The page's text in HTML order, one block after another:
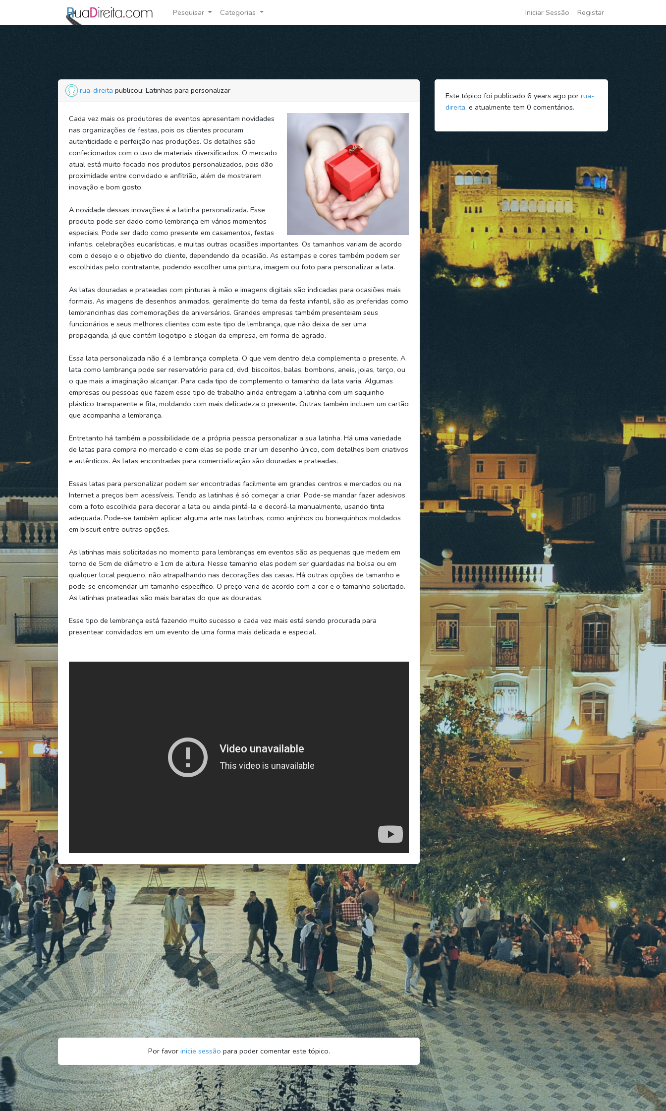
Pesquisar Categorias Iniciar Sessão Registar
rua-direita publicou: Latinhas para personalizar
Cada vez mais os produtores de eventos apresentam novidades
nas organizações de festas, pois os clientes procuram
autenticidade e perfeição nas produções. Os detalhes são
confecionados com o uso de materiais diversificados. O mercado
atual está muito focado nos produtos personalizados, pois dão
proximidade entre convidado e anfitrião, além de mostrarem
inovação e bom gosto.
A novidade dessas inovações é a latinha personalizada. Esse
produto pode ser dado como lembrança em vários momentos
especiais. Pode ser dado como presente em casamentos, festas
infantis, celebrações eucarísticas, e muitas outras ocasiões importantes. Os tamanhos variam de acordo
com o desejo e o objetivo do cliente, dependendo da ocasião. As estampas e cores também podem ser
escolhidas pelo contratante, podendo escolher uma pintura, imagem ou foto para personalizar a lata.
As latas douradas e prateadas com pinturas à mão e imagens digitais são indicadas para ocasiões mais
formais. As imagens de desenhos animados, geralmente do tema da festa infantil, são as preferidas como
lembrancinhas das comemorações de aniversários. Grandes empresas também presenteiam seus
funcionários e seus melhores clientes com este tipo de lembrança, que não deixa de ser uma
propaganda, já que contém logotipo e slogan da empresa, em forma de agrado.
Essa lata personalizada não é a lembrança completa. O que vem dentro dela complementa o presente. A
lata como lembrança pode ser reservatório para cd, dvd, biscoitos, balas, bombons, aneis, joias, terço, ou
o que mais a imaginação alcançar. Para cada tipo de complemento o tamanho da lata varia. Algumas
empresas ou pessoas que fazem esse tipo de trabalho ainda entregam a latinha com um saquinho
plástico transparente e fita, moldando com mais delicadeza o presente. Outras também incluem um cartão
que acompanha a lembrança.
Entretanto há também a possibilidade de a própria pessoa personalizar a sua latinha. Há uma variedade
de latas para compra no mercado e com elas se pode criar um desenho único, com detalhes bem criativos
e autênticos. As latas encontradas para comercialização são douradas e prateadas.
Essas latas para personalizar podem ser encontradas facilmente em grandes centros e mercados ou na
Internet a preços bem acessíveis. Tendo as latinhas é só começar a criar. Pode-se mandar fazer adesivos
com a foto escolhida para decorar a lata ou ainda pintá-la e decorá-la manualmente, usando tinta
adequada. Pode-se também aplicar alguma arte nas latinhas, como anjinhos ou bonequinhos moldados
em biscuit entre outras opções.
As latinhas mais solicitadas no momento para lembranças em eventos são as pequenas que medem em
torno de 5cm de diâmetro e 1cm de altura. Nesse tamanho elas podem ser guardadas na bolsa ou em
qualquer local pequeno, não atrapalhando nas decorações das casas. Há outras opções de tamanho e
pode-se encomendar um tamanho específico. O preço varia de acordo com a cor e o tamanho solicitado.
As latinhas prateadas são mais baratas do que as douradas.
Esse tipo de lembrança está fazendo muito sucesso e cada vez mais está sendo procurada para
presentear convidados em um evento de uma forma mais delicada e especial.
Por favor inicie sessão para poder comentar este tópico.
Este tópico foi publicado 6 years ago por rua-
direita, e atualmente tem 0 comentários.